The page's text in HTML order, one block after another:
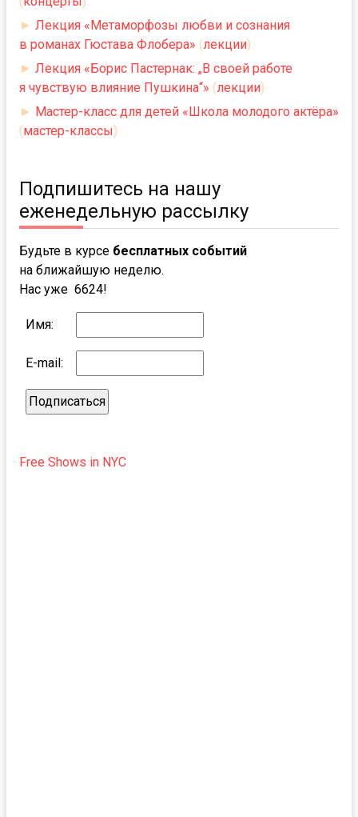
► Лекция «Метаморфозы любви и сознания
в романах Гюстава Флобера» (лекции)
► Лекция «Борис Пастернак: „В своей работе
я чувствую влияние Пушкина“» (лекции)
► Мастер-класс для детей «Школа молодого актёра»
(мастер-классы)
Подпишитесь на нашу
еженедельную рассылку
Будьте в курсе бесплатных событий
на ближайшую неделю.
Нас уже 6624!
Имя:
E-mail:
Free Shows in NYC